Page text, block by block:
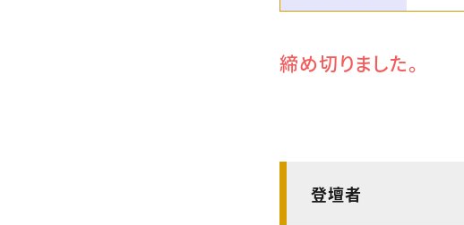
締め切りました。
登壇者